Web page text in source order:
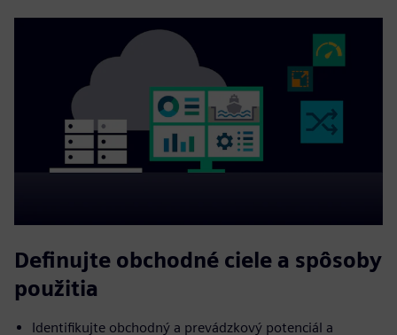
Definujte obchodné ciele a spôsoby
použitia
Identifikujte obchodný a prevádzkový potenciál a